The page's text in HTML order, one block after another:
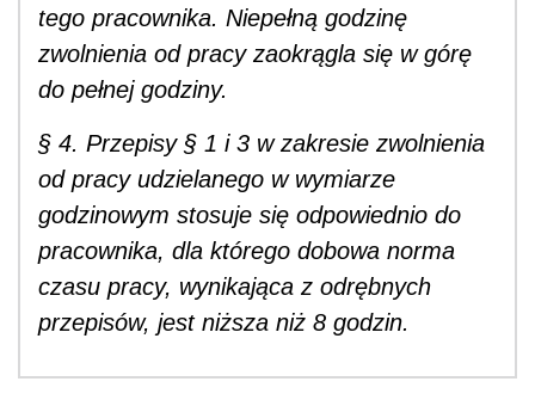
tego pracownika. Niepełną godzinę
zwolnienia od pracy zaokrągla się w górę
do pełnej godziny.
§ 4. Przepisy § 1 i 3 w zakresie zwolnienia
od pracy udzielanego w wymiarze
godzinowym stosuje się odpowiednio do
pracownika, dla którego dobowa norma
czasu pracy, wynikająca z odrębnych
przepisów, jest niższa niż 8 godzin.